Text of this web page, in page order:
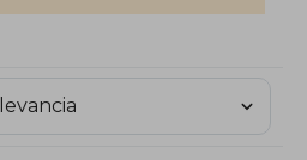
2 (2010) y Patrulla-
calidad y han recibido